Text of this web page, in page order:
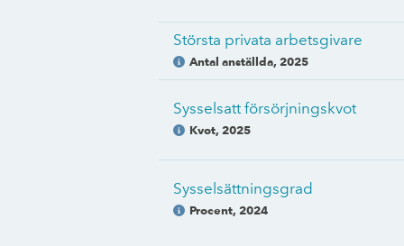
Största privata arbetsgivare
Antal anställda, 2025
Sysselsatt försörjningskvot
Kvot, 2025
Sysselsättningsgrad
Procent, 2024